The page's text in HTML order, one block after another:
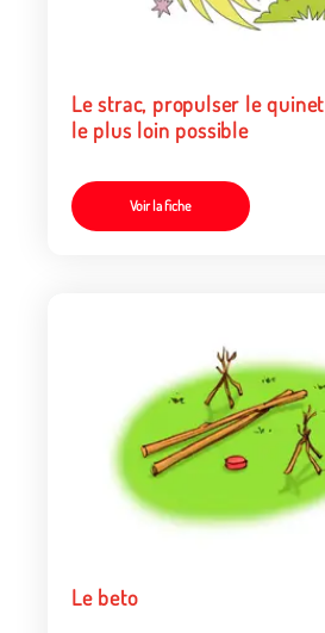
Le strac, propulser le quinet
le plus loin possible
Voir la fiche
Le beto